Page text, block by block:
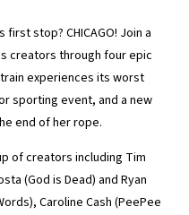
stop? CHICAGO! Join a
creators through four epic
experiences its worst
sporting event, and a new
end of her rope.
of creators including Tim
(God is Dead) and Ryan
Caroline Cash (PeePee